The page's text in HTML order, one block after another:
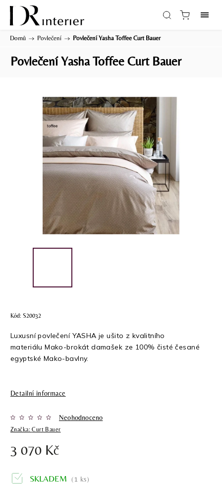
Domů / Povlečení / Povlečení Yasha Toffee Curt Bauer
Povlečení Yasha Toffee Curt Bauer
Kód: S20032
Luxusní povlečení YASHA je ušito z kvalitního
materiálu Mako-brokát damašek ze 100% čisté česané
egyptské Mako-bavlny.
Detailní informace
Značka:Curt Bauer
Neohodnoceno
3 070 Kč
SKLADEM (1 ks)